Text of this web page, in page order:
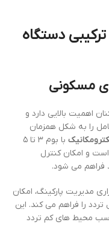
دستگاه
مسکونی
اهمیت بالایی دارد و
را به شکل همزمان
با بوم ۳ تا ۵
و امکان کنترل
فراهم می شود.
مدیریت پارکینگ، امکان
را فراهم می کند. این
محیط های کم تردد